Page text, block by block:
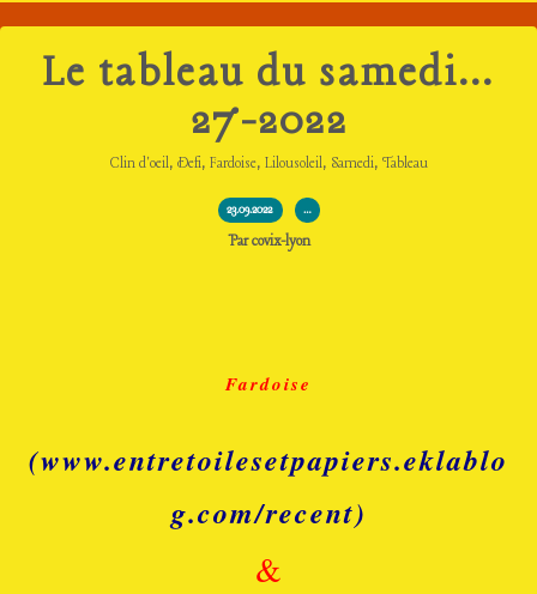
Le tableau du samedi...
27-2022
Clin d'oeil, Defi, Fardoise, Lilousoleil, Samedi, Tableau
23.09.2022 …
Par covix-lyon
Fardoise
(www.entretoilesetpapiers.eklablo
g.com/recent)
&